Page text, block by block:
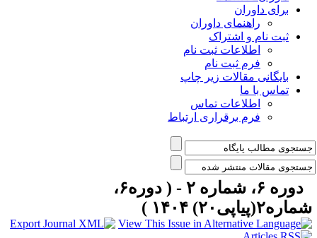
برای داوران
راهنمای داوران
ثبت نام و اشتراک
اطلاعات ثبت نام
فرم ثبت نام
بایگانی مقالات زیر چاپ
تماس با ما
اطلاعات تماس
فرم برقراری ارتباط
دوره ۶، شماره ۲ - ( دوره۶،
۱۴۰۴ )